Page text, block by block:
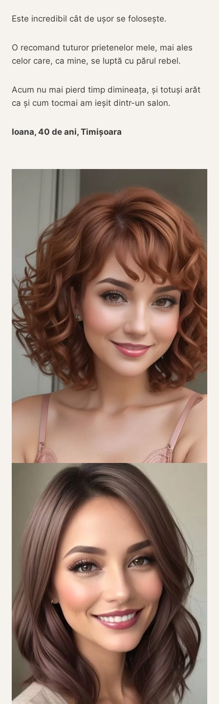
Este incredibil cât de ușor se folosește.
O recomand tuturor prietenelor mele, mai ales
celor care, ca mine, se luptă cu părul rebel.
Acum nu mai pierd timp dimineața, și totuși arăt
ca și cum tocmai am ieșit dintr-un salon.
Ioana, 40 de ani, Timișoara